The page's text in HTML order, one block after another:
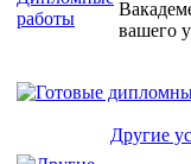
вашего
Другие